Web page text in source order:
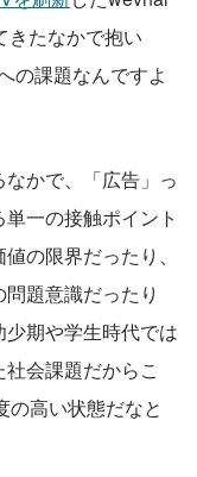
きたなかで抱い
の課題なんですよ
かで、「広告」っ
一の接触ポイント
の限界だったり、
題意識だったり
期や学生時代では
会課題だからこ
の高い状態だなと